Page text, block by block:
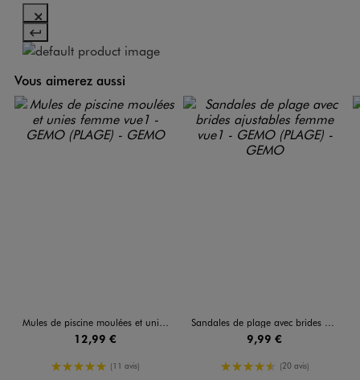
Vous aimerez aussi
Mules de piscine moulées et unies femme
12,99 €
5/5 de moyenne
(11 avis)
Sandales de plage avec brides ajustables femme
9,99 €
4.5/5 de moyenne
(20 avis)